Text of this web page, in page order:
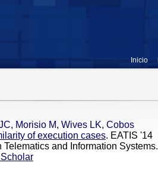
Inicio
, Morisio M, Wives LK, Cobos
of execution cases. EATIS '14
and Information Systems.